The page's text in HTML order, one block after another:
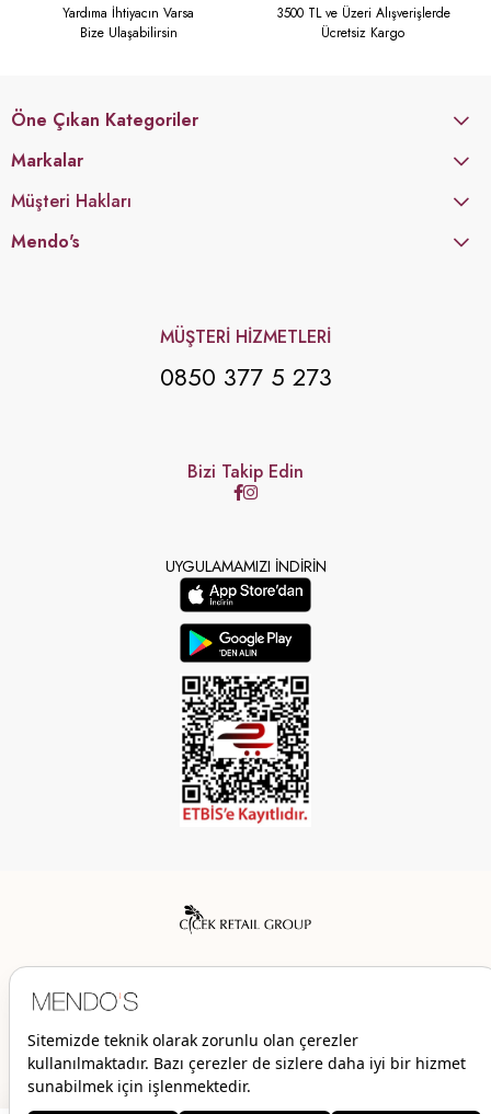
Yardıma İhtiyacın Varsa
Bize Ulaşabilirsin
3500 TL ve Üzeri Alışverişlerde
Ücretsiz Kargo
Öne Çıkan Kategoriler
Markalar
Müşteri Hakları
Mendo's
MÜŞTERİ HİZMETLERİ
0850 377 5 273
Bizi Takip Edin
UYGULAMAMIZI İNDİRİN
© 2026 Mendo’s | Her hakkı saklıdır.